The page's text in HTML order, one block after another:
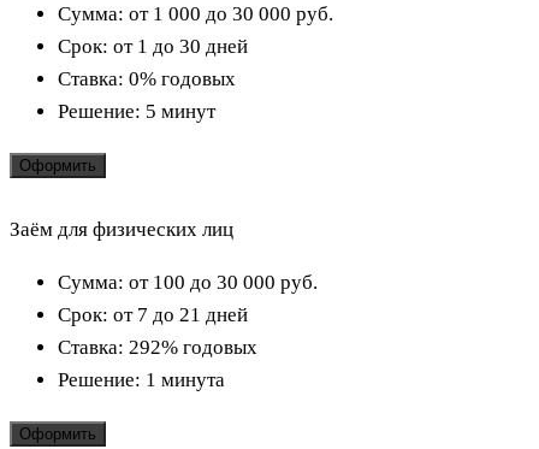
Сумма: от 1 000 до 30 000 руб.
Срок: от 1 до 30 дней
Ставка: 0% годовых
Решение: 5 минут
Оформить
Заём для физических лиц
Сумма: от 100 до 30 000 руб.
Срок: от 7 до 21 дней
Ставка: 292% годовых
Решение: 1 минута
Оформить